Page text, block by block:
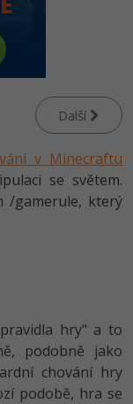
Další
v Minecraftu
se světem.
/gamerule, který
hry" a to
podobně jako
chování hry
podobě, hra se